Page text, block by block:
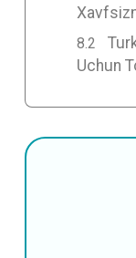
Uchun